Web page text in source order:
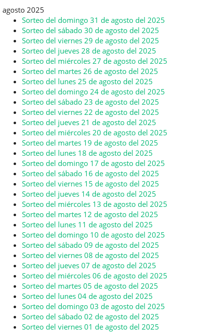
agosto 2025
Sorteo del domingo 31 de agosto del 2025
Sorteo del sábado 30 de agosto del 2025
Sorteo del viernes 29 de agosto del 2025
Sorteo del jueves 28 de agosto del 2025
Sorteo del miércoles 27 de agosto del 2025
Sorteo del martes 26 de agosto del 2025
Sorteo del lunes 25 de agosto del 2025
Sorteo del domingo 24 de agosto del 2025
Sorteo del sábado 23 de agosto del 2025
Sorteo del viernes 22 de agosto del 2025
Sorteo del jueves 21 de agosto del 2025
Sorteo del miércoles 20 de agosto del 2025
Sorteo del martes 19 de agosto del 2025
Sorteo del lunes 18 de agosto del 2025
Sorteo del domingo 17 de agosto del 2025
Sorteo del sábado 16 de agosto del 2025
Sorteo del viernes 15 de agosto del 2025
Sorteo del jueves 14 de agosto del 2025
Sorteo del miércoles 13 de agosto del 2025
Sorteo del martes 12 de agosto del 2025
Sorteo del lunes 11 de agosto del 2025
Sorteo del domingo 10 de agosto del 2025
Sorteo del sábado 09 de agosto del 2025
Sorteo del viernes 08 de agosto del 2025
Sorteo del jueves 07 de agosto del 2025
Sorteo del miércoles 06 de agosto del 2025
Sorteo del martes 05 de agosto del 2025
Sorteo del lunes 04 de agosto del 2025
Sorteo del domingo 03 de agosto del 2025
Sorteo del sábado 02 de agosto del 2025
Sorteo del viernes 01 de agosto del 2025